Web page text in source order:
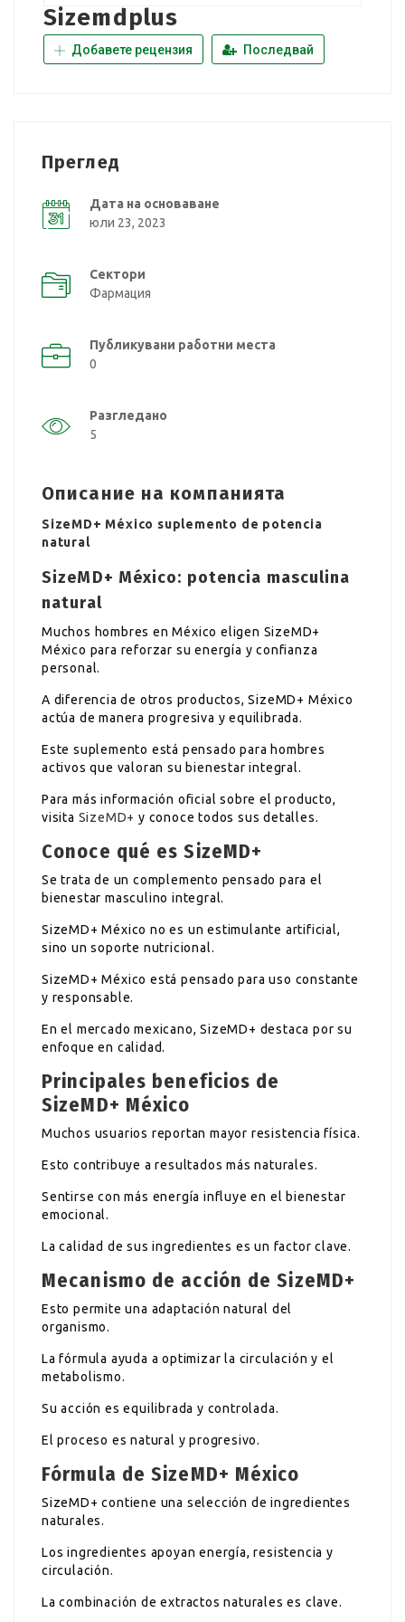
Sizemdplus
Добавете рецензия Последвай
Преглед
Дата на основаване
юли 23, 2023
Сектори
Фармация
Публикувани работни места
0
Разгледано
5
Описание на компанията
SizeMD+ México suplemento de potencia
natural
SizeMD+ México: potencia masculina
natural
Muchos hombres en México eligen SizeMD+
México para reforzar su energía y confianza
personal.
A diferencia de otros productos, SizeMD+ México
actúa de manera progresiva y equilibrada.
Este suplemento está pensado para hombres
activos que valoran su bienestar integral.
Para más información oficial sobre el producto,
visita SizeMD+ y conoce todos sus detalles.
Conoce qué es SizeMD+
Se trata de un complemento pensado para el
bienestar masculino integral.
SizeMD+ México no es un estimulante artificial,
sino un soporte nutricional.
SizeMD+ México está pensado para uso constante
y responsable.
En el mercado mexicano, SizeMD+ destaca por su
enfoque en calidad.
Principales beneficios de
SizeMD+ México
Muchos usuarios reportan mayor resistencia física.
Esto contribuye a resultados más naturales.
Sentirse con más energía influye en el bienestar
emocional.
La calidad de sus ingredientes es un factor clave.
Mecanismo de acción de SizeMD+
Esto permite una adaptación natural del
organismo.
La fórmula ayuda a optimizar la circulación y el
metabolismo.
Su acción es equilibrada y controlada.
El proceso es natural y progresivo.
Fórmula de SizeMD+ México
SizeMD+ contiene una selección de ingredientes
naturales.
Los ingredientes apoyan energía, resistencia y
circulación.
La combinación de extractos naturales es clave.